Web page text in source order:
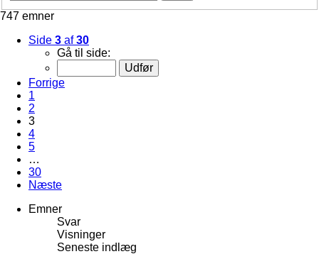
747 emner
Side 3 af30
Gå til side:
Forrige
1
2
3
4
5
…
30
Næste
Emner
Svar
Visninger
Seneste indlæg